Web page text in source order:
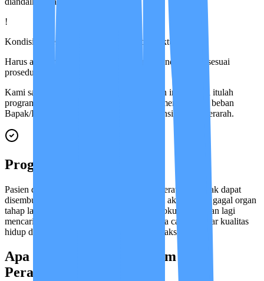
!
Kondisi pasien dapat berubah sewaktu-waktu
Harus ada tim yang responsif dan siap bertindak cepat sesuai
prosedur medis
Kami sangat memahami beratnya tantangan ini. Karena itulah
program kami didesain khusus agar dapat meringankan beban
Bapak/Ibu melalui pendampingan yang konsisten dan terarah.
Program Ini Untuk
Pasien dengan kondisi terminal, penyakit berat yang tidak dapat
disembuhkan secara medis, kanker stadium akhir, ALS, gagal organ
tahap lanjut, atau sejenisnya. Intinya, jika fokusnya bukan lagi
mencari kesembuhan, melainkan bagaimana caranya agar kualitas
hidup dan kenyamanan sehari-hari dapat maksimal.
Apa Saja Cakupan Program
Perawatannya?